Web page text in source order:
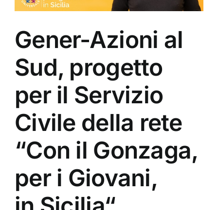
Gener-Azioni al
Sud, progetto
per il Servizio
Civile della rete
“Con il Gonzaga,
per i Giovani,